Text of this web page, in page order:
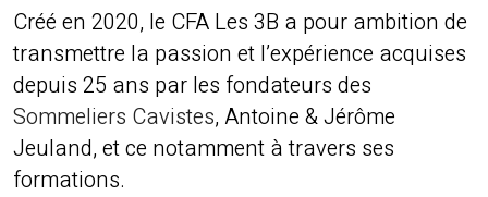
Créé en 2020, le CFA Les 3B a pour ambition de
transmettre la passion et l’expérience acquises
depuis 25 ans par les fondateurs des
Sommeliers Cavistes, Antoine & Jérôme
Jeuland, et ce notamment à travers ses
formations.